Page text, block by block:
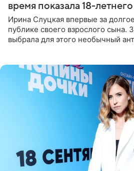
время показала 18-
Ирина Слуцкая впервые за
публике своего взрослого сына.
выбрала для этого необычный